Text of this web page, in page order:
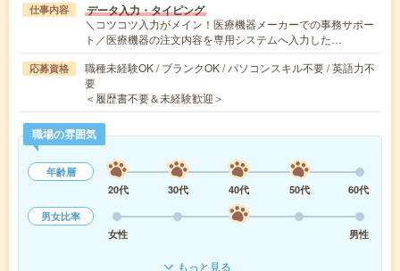
仕事内容 データ入力・タイピング
＼コツコツ入力がメイン！医療機器メーカーでの事務サポー
ト／医療機器の注文内容を専用システムへ入力した…
応募資格
職種未経験OK / ブランクOK / パソコンスキル不要 / 英語力不
要
＜履歴書不要＆未経験歓迎＞
職場の雰囲気
年齢層
20代
30代 40代 50代
60代
男女比率
女性
男性
もっと見る